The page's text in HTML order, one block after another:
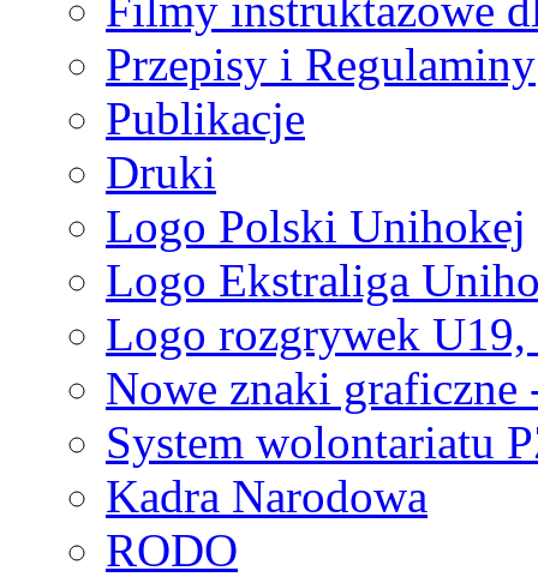
Przepisy i Regulaminy
Publikacje
Druki
Logo Polski Unihokej
Logo Ekstraliga
Logo rozgrywek
Nowe znaki graficzne
System wolontariatu
Kadra Narodowa
RODO